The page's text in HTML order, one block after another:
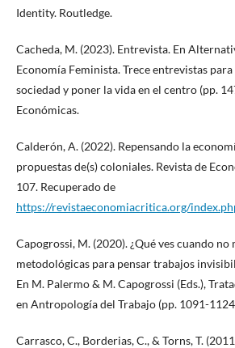
Identity. Routledge.
Cacheda, M. (2023). Entrevista. En
Economía Feminista. Trece entrevistas
sociedad y poner la vida en el centro (pp.
Económicas.
Calderón, A. (2022). Repensando la
propuestas de(s) coloniales. Revista de
107. Recuperado de
https://revistaeconomiacritica.org/
Capogrossi, M. (2020). ¿Qué ves cuando no
metodológicas para pensar trabajos
En M. Palermo & M. Capogrossi (Eds.),
en Antropología del Trabajo (pp. 1091-
Carrasco, C., Borderias, C., & Torns, T.